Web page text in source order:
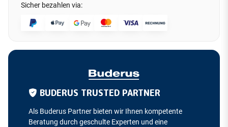
Sicher bezahlen via:
BUDERUS TRUSTED PARTNER
Als Buderus Partner bieten wir Ihnen kompetente
Beratung durch geschulte Experten und eine